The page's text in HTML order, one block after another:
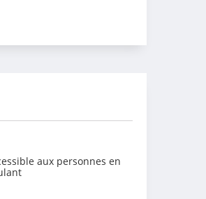
aux personnes en